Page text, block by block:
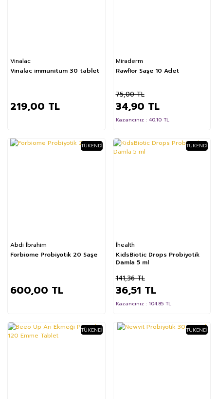
Vinalac
Vinalac immunitum 30 tablet
219,00 TL
Miraderm
Rawflor Saşe 10 Adet
34,90 TL
75,00 TL
Kazancınız : 40.10 TL
TÜKENDI
Abdi İbrahim
Forbiome Probiyotik 20 Saşe
600,00 TL
%74 TÜKENDI
İhealth
KidsBiotic Drops Probiyotik
Damla 5 ml
36,51 TL
141,36 TL
Kazancınız : 104.85 TL
TÜKENDI TÜKENDI